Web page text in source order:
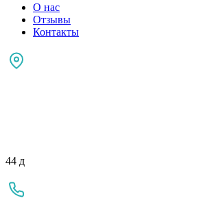
О нас
Отзывы
Контакты
44 д